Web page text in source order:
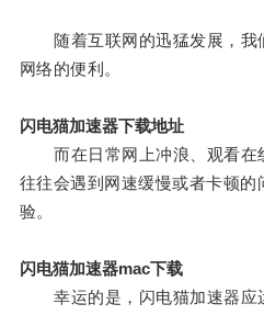
随着互联网的迅猛发展，我
网络的便利。
闪电猫加速器下载地址
而在日常网上冲浪、观看在
往往会遇到网速缓慢或者卡顿
验。
闪电猫加速器mac下载
幸运的是，闪电猫加速器应